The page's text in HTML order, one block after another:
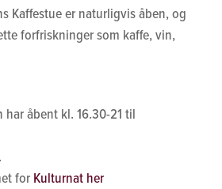
Kaffestue er naturligvis åben, og
forfriskninger som kaffe, vin,
har åbent kl. 16.30-21 til
for Kulturnat her